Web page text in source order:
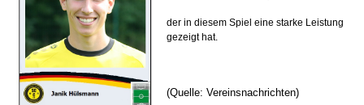
der in diesem Spiel eine starke Leistung
gezeigt hat.
(Quelle: Vereinsnachrichten)